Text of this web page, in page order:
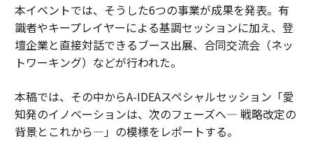
本イベントでは、そうした6つの事業が成果を発表。有
識者やキープレイヤーによる基調セッションに加え、登
壇企業と直接対話できるブース出展、合同交流会（ネッ
トワーキング）などが行われた。
本稿では、その中からA-IDEAスペシャルセッション「愛
知発のイノベーションは、次のフェーズへ— 戦略改定の
背景とこれから—」の模様をレポートする。